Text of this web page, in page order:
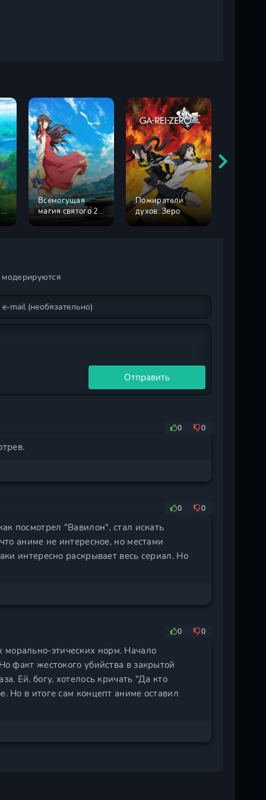
Всемогущая
магия святого 2
Пожиратели
духов: Зеро
Отправить
0 0
0 0
посмотрел "Вавилон", стал искать
аниме не интересное, но местами
интересно раскрывает весь сериал. Но
0 0
этических норм. Начало
факт жестокого убийства в закрытой
Ей, богу, хотелось кричать "Да кто
Но в итоге сам концепт аниме оставил